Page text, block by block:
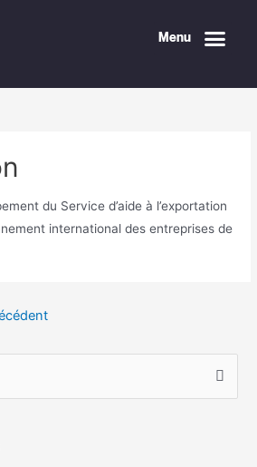
Menu
du Service d’aide à l’exportation
international des entreprises de